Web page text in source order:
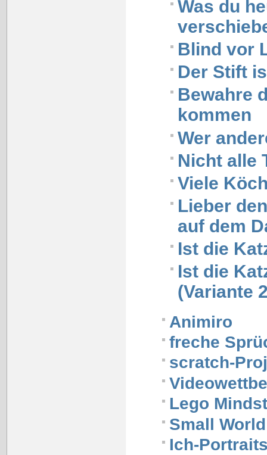
Was du
Blind vor
Der Stift
Bewahre
kommen
Wer
Nicht alle
Viele
Lieber
auf dem
Ist die
Ist die
(Variante
Animiro
freche
scratch-
Lego
Small World
Ich-